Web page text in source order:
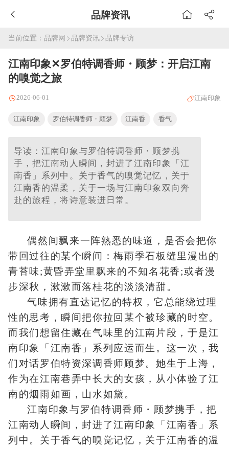
品牌资讯
当前位置： 品牌网 品牌资讯 品牌专访
江南印象✕罗伯特调香师・顾梦：开启江南
的嗅觉之旅
2026-06-01 江南印象
江南印象 罗伯特调香师・顾梦 江南香 香气
导读：江南印象与罗伯特调香师・顾梦携
手，把江南动人瞬间，封进了江南印象「江
南香」系列中。关于香气的嗅觉记忆，关于
江南香的温柔，关于一场与江南印象双向奔
赴的旅程，将诗意装进日常。
偶然间飘来一阵熟悉的味道，是否会把你
带回过往的某个瞬间：梅雨季石板缝里漫出的
青苔味;黄昏弄堂里飘来的不知名花香;或者漫
步深秋，漱漱而落桂花的淡淡清甜。
气味拥有直达记忆的特权，它总能绕过理
性的思考，瞬间把你拉回某个被珍藏的时空。
而我们想留住藏在气味里的江南片段，于是江
南印象「江南香」系列应运而生。这一次，我
们对话罗伯特资深调香师顾梦。她生于上海，
作为在江南巷弄中长大的女孩，从小体验了江
南的烟雨如画，山水如黛。
江南印象与罗伯特调香师・顾梦携手，把
江南动人瞬间，封进了江南印象「江南香」系
列中。关于香气的嗅觉记忆，关于江南香的温